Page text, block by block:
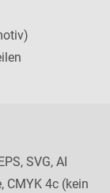
SVG, AI
CMYK 4c (kein